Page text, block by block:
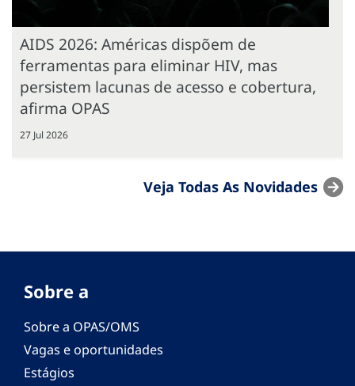
AIDS 2026: Américas dispõem de
ferramentas para eliminar HIV, mas
persistem lacunas de acesso e cobertura,
afirma OPAS
27 Jul 2026
Veja Todas As Novidades
Sobre a
Sobre a OPAS/OMS
Vagas e oportunidades
Estágios